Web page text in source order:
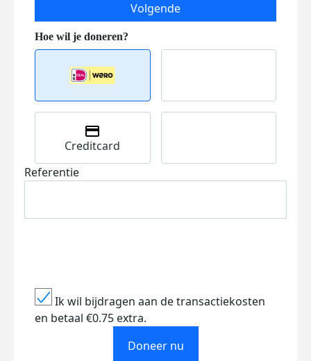
Volgende
Creditcard
Referentie
Ik wil bijdragen aan de transactiekosten
en betaal €0.75 extra.
Doneer nu